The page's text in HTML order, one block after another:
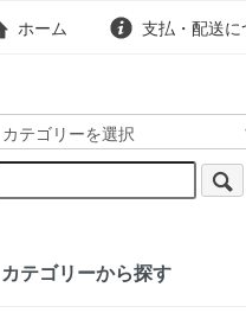
ホーム 支払・配送に
カテゴリーから探す